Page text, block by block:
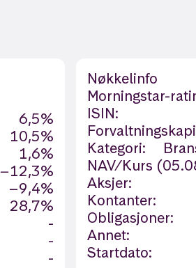
6,5%
10,5%
1,6%
−12,3%
−9,4%
28,7%
-
-
-
Nøkkelinfo
Morningstar-
ISIN:
Kategori:
NAV/Kurs
Aksjer:
Kontanter:
Obligasjoner:
Annet:
Startdato: